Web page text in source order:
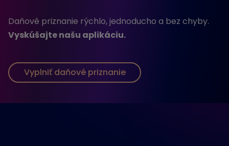
Daňové priznanie rýchlo, jednoducho a bez chyby.
Vyskúšajte našu aplikáciu.
Vyplniť daňové priznanie